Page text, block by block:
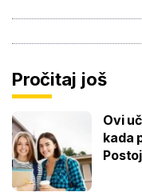
Pročitaj još
Ovi
kada